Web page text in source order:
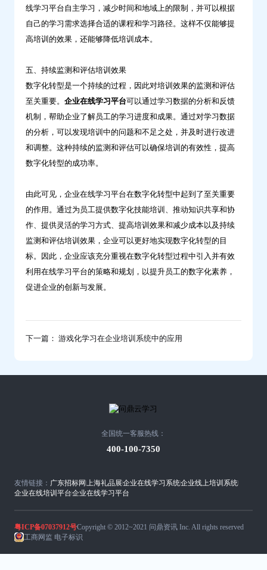
线学习平台自主学习，减少时间和地域上的限制，并可以根据
自己的学习需求选择合适的课程和学习路径。这样不仅能够提
高培训的效果，还能够降低培训成本。
五、持续监测和评估培训效果
数字化转型是一个持续的过程，因此对培训效果的监测和评估
至关重要。 企业在线学习平台可以通过学习数据的分析和反馈
机制，帮助企业了解员工的学习进度和成果。通过对学习数据
的分析，可以发现培训中的问题和不足之处，并及时进行改进
和调整。这种持续的监测和评估可以确保培训的有效性，提高
数字化转型的成功率。
由此可见，企业在线学习平台在数字化转型中起到了至关重要
的作用。通过为员工提供数字化技能培训、推动知识共享和协
作、提供灵活的学习方式、提高培训效果和减少成本以及持续
监测和评估培训效果，企业可以更好地实现数字化转型的目
标。因此，企业应该充分重视在数字化转型过程中引入并有效
利用在线学习平台的策略和规划，以提升员工的数字化素养，
促进企业的创新与发展。
下一篇： 游戏化学习在企业培训系统中的应用
友情链接： 广东招标网上海礼品展企业在线学习系统企业线上培训系统
企业在线培训平台企业在线学习平台
全国统一客服热线：
400-100-7350
粤ICP备07037912号Copyright © 2012~2021 问鼎资讯 Inc. All rights reserved
工商网监 电子标识